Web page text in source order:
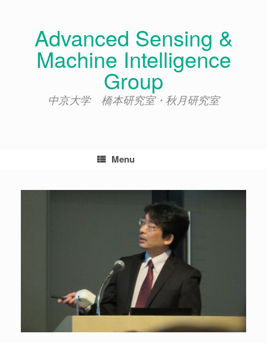
Advanced Sensing &
Machine Intelligence
Group
中京大学 橋本研究室・秋月研究室
Menu